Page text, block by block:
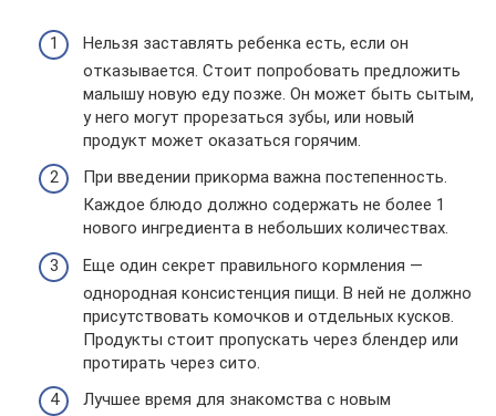
Нельзя заставлять ребенка есть, если он
отказывается. Стоит попробовать предложить
малышу новую еду позже. Он может быть сытым,
у него могут прорезаться зубы, или новый
продукт может оказаться горячим.
При введении прикорма важна постепенность.
Каждое блюдо должно содержать не более 1
нового ингредиента в небольших количествах.
Еще один секрет правильного кормления —
однородная консистенция пищи. В ней не должно
присутствовать комочков и отдельных кусков.
Продукты стоит пропускать через блендер или
протирать через сито.
Лучшее время для знакомства с новым